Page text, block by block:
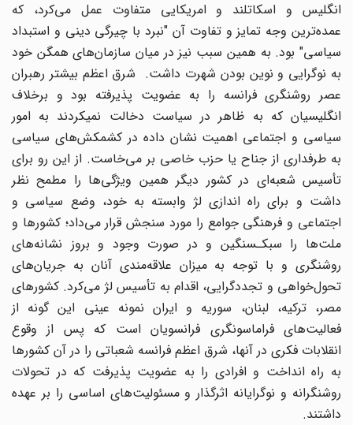
انگلیس و اسکاتلند و امریکایی متفاوت عمل می‌کرد، که
عمده‌ترین وجه تمایز و تفاوت آن "نبرد با چیرگی دینی و استبداد
سیاسی" بود. به همین سبب نیز در میان سازمان‌های همگن خود
به نوگرایی و نوین بودن شهرت داشت. شرق اعظم بیشتر رهبران
عصر روشنگری فرانسه را به عضویت پذیرفته بود و برخلاف
انگلیسیان که به ظاهر در سیاست دخالت نمی‎کردند به امور
سیاسی و اجتماعی اهمیت نشان داده در کشمکشهای سیاسی
به طرف‎داری از جناح یا حزب خاصی بر می‌خاست. از این ‎رو برای
تأسیس شعبهای در کشور دیگر همین ویژگی‌ها را مطمح نظر
داشت و برای راه اندازی لژ وابسته به خود، وضع سیاسی و
اجتماعی و فرهنگی جوامع را مورد سنجش قرار می‌داد؛ کشورها و
ملت‌ها را سبک­ـ­سنگین و در صورت وجود و بروز نشانه‌های
روشنگری و با توجه به میزان علاقه‌مندی آنان به جریان‌های
تحول‌خواهی و تجددگرایی، اقدام به تأسیس لژ می‌کرد. کشورهای
مصر، ترکیه، لبنان، سوریه و ایران نمونه عینی این گونه از
فعالیت‌های فراماسونگری فرانسویان است که پس از وقوع
انقلابات فکری در آن‎ها، شرق اعظم فرانسه شعباتی را در آن کشورها
به راه انداخت و افرادی را به عضویت پذیرفت که در تحولات
روشن‎گرانه و نوگرایانه اثرگذار و مسئولیت‌های اساسی را بر عهده
داشتند.